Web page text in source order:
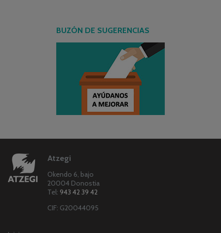
BUZÓN DE SUGERENCIAS
Atzegi
Okendo 6, bajo
20004 Donostia
Tel: 943 42 39 42
CIF: G20044095